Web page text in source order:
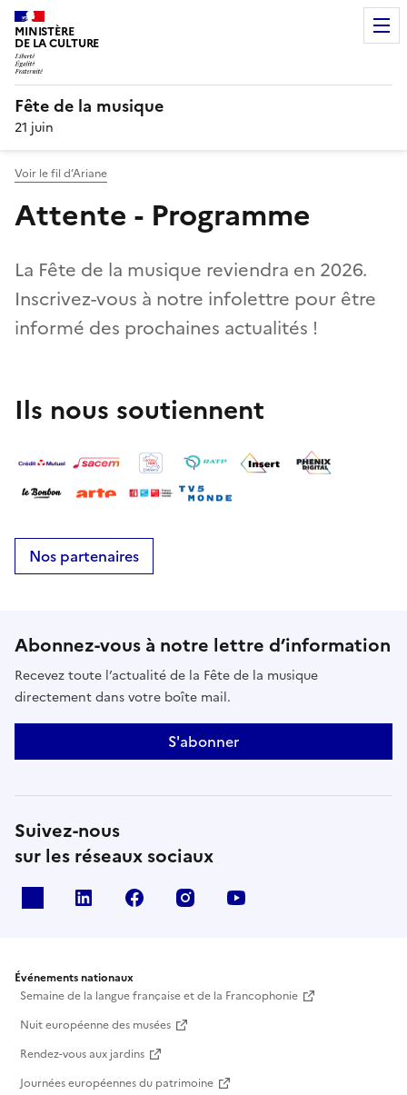
MINISTÈRE
DE LA CULTURE
Fête de la musique
21 juin
Voir le fil d’Ariane
Attente - Programme
La Fête de la musique reviendra en 2026.
Inscrivez-vous à notre infolettre pour être
informé des prochaines actualités !
Ils nous soutiennent
Nos partenaires
Abonnez-vous à notre lettre d’information
Recevez toute l’actualité de la Fête de la musique
directement dans votre boîte mail.
S'abonner
Suivez-nous
sur les réseaux sociaux
Linkedin Facebook Instagram
Événements nationaux
Semaine de la langue française et de la Francophonie
Nuit européenne des musées
Rendez-vous aux jardins
Journées européennes du patrimoine